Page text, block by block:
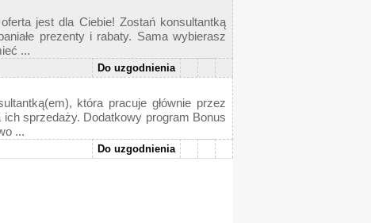
jest dla Ciebie! Zostań konsultantką
prezenty i rabaty. Sama wybierasz
...
Do uzgodnienia
która pracuje głównie przez
sprzedaży. Dodatkowy program Bonus
...
Do uzgodnienia